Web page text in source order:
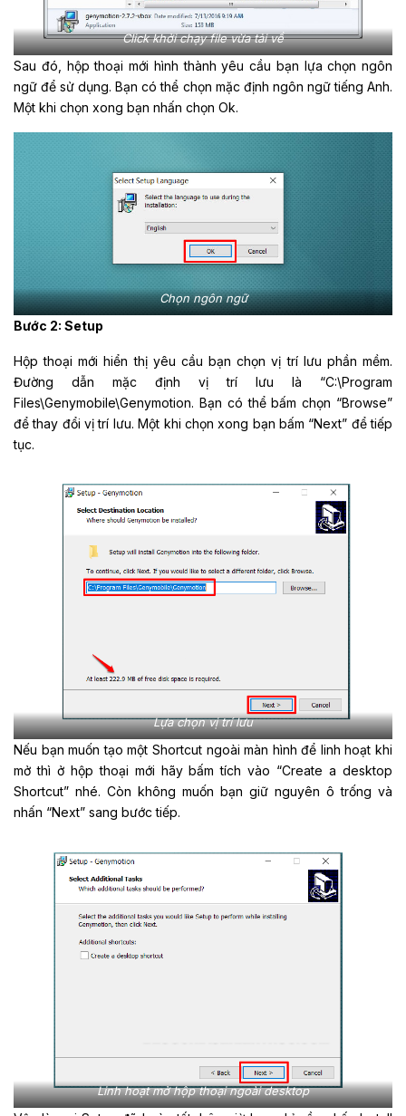
Click khởi chạy file vừa tải về
Sau đó, hộp thoại mới hình thành yêu cầu bạn lựa chọn ngôn
ngữ để sử dụng. Bạn có thể chọn mặc định ngôn ngữ tiếng Anh.
Một khi chọn xong bạn nhấn chọn Ok.
Chọn ngôn ngữ
Bước 2: Setup
Hộp thoại mới hiển thị yêu cầu bạn chọn vị trí lưu phần mềm.
Đường dẫn mặc định vị trí lưu là “C:\Program
Files\Genymobile\Genymotion. Bạn có thể bấm chọn “Browse”
để thay đổi vị trí lưu. Một khi chọn xong bạn bấm “Next” để tiếp
tục.
Lựa chọn vị trí lưu
Nếu bạn muốn tạo một Shortcut ngoài màn hình để linh hoạt khi
mở thì ở hộp thoại mới hãy bấm tích vào “Create a desktop
Shortcut” nhé. Còn không muốn bạn giữ nguyên ô trống và
nhấn “Next” sang bước tiếp.
Linh hoạt mở hộp thoại ngoài desktop